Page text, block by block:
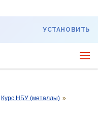
УСТАНОВИТЬ
Курс НБУ (металлы) »